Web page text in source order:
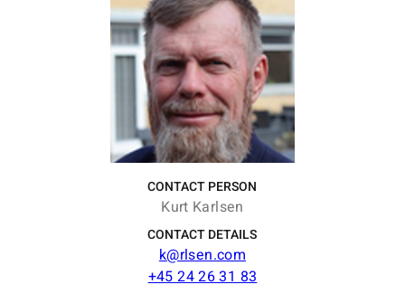
CONTACT PERSON
Kurt Karlsen
CONTACT DETAILS
k@rlsen.com
+45 24 26 31 83